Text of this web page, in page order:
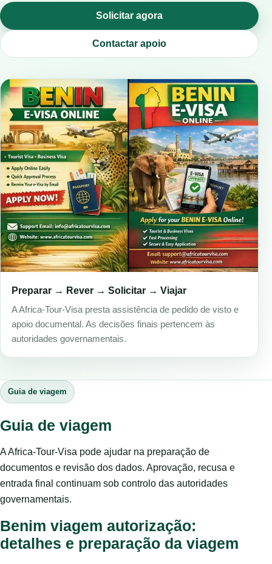
Solicitar agora
Contactar apoio
Preparar → Rever → Solicitar → Viajar
A Africa-Tour-Visa presta assistência de pedido de visto e
apoio documental. As decisões finais pertencem às
autoridades governamentais.
Guia de viagem
Guia de viagem
A Africa-Tour-Visa pode ajudar na preparação de
documentos e revisão dos dados. Aprovação, recusa e
entrada final continuam sob controlo das autoridades
governamentais.
Benim viagem autorização:
detalhes e preparação da viagem